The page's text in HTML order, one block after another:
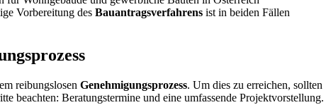
Vorbereitung des Bauantragsverfahrens ist in beiden Fällen
reibungslosen Genehmigungsprozess. Um dies zu erreichen, sollten
beachten: Beratungstermine und eine umfassende Projektvorstellung.